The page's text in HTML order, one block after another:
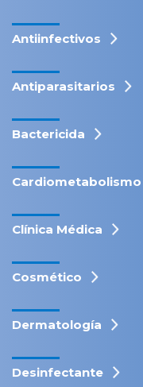
Antiinfectivos
Antiparasitarios
Bactericida
Cardiometabolismo
Clínica Médica
Cosmético
Dermatología
Desinfectante